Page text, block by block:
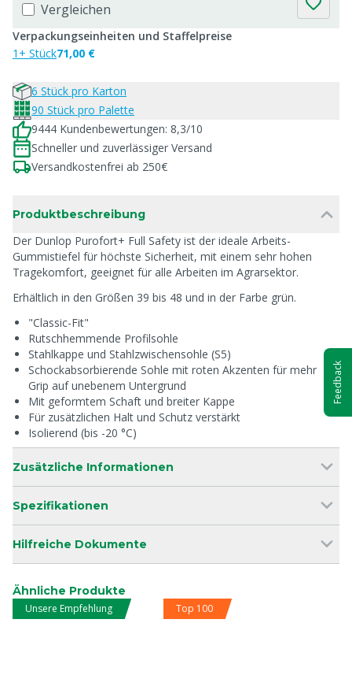
Vergleichen
Verpackungseinheiten und Staffelpreise
1+ Stück71,00 €
6 Stück pro Karton
90 Stück pro Palette
9444 Kundenbewertungen: 8,3/10
Schneller und zuverlässiger Versand
Versandkostenfrei ab 250€
Produktbeschreibung
Der Dunlop Purofort+ Full Safety ist der ideale Arbeits-
Gummistiefel für höchste Sicherheit, mit einem sehr hohen
Tragekomfort, geeignet für alle Arbeiten im Agrarsektor.
Erhältlich in den Größen 39 bis 48 und in der Farbe grün.
"Classic-Fit"
Rutschhemmende Profilsohle
Stahlkappe und Stahlzwischensohle (S5)
Schockabsorbierende Sohle mit roten Akzenten für mehr
Grip auf unebenem Untergrund
Mit geformtem Schaft und breiter Kappe
Für zusätzlichen Halt und Schutz verstärkt
Isolierend (bis -20 °C)
Zusätzliche Informationen
Spezifikationen
Hilfreiche Dokumente
Ähnliche Produkte
Unsere Empfehlung Top 100
Feedback